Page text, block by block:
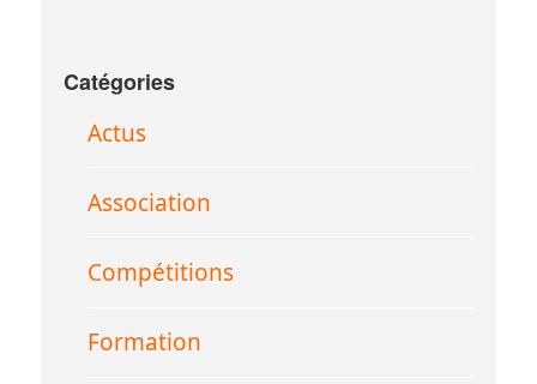
Catégories
Actus
Association
Compétitions
Formation